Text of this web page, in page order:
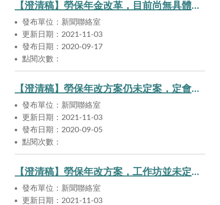
【澄清稿】勞保年金改革，目前尚無具體期程。
發布單位：新聞聯絡室
更新日期：2021-11-03
發布日期：2020-09-17
點閱次數：
【澄清稿】勞保年改方案仍未定案，定會兼顧勞工退休生活。
發布單位：新聞聯絡室
更新日期：2021-11-03
發布日期：2020-09-05
點閱次數：
【澄清稿】勞保年改方案，工作坊並未定論，目前研議中。
發布單位：新聞聯絡室
更新日期：2021-11-03